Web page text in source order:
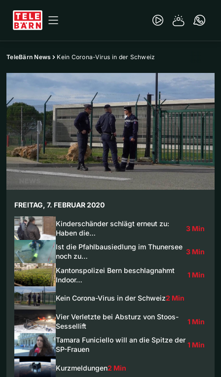
TeleBärn News Kein Corona-Virus in der Schweiz
FREITAG, 7. FEBRUAR 2020
Kinderschänder schlägt erneut zu:
Haben die…
3 Min
Ist die Pfahlbausiedlung im Thunersee
noch zu…
3 Min
Kantonspolizei Bern beschlagnahmt
Indoor…
1 Min
Kein Corona-Virus in der Schweiz2 Min
Vier Verletzte bei Absturz von Stoos-
Sessellift
1 Min
Tamara Funiciello will an die Spitze der
SP-Frauen
1 Min
Kurzmeldungen2 Min